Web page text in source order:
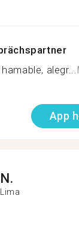
alegr...
App
N.
Lima